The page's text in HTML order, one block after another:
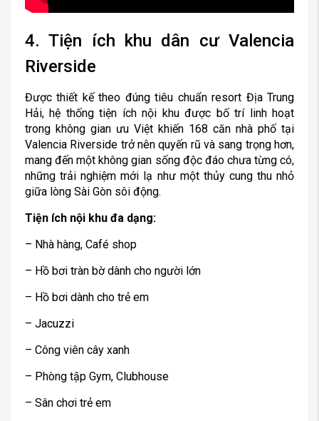
4. Tiện ích khu dân cư Valencia
Riverside
Được thiết kế theo đúng tiêu chuẩn resort Địa Trung
Hải, hệ thống tiện ích nội khu được bố trí linh hoạt
trong không gian ưu Việt khiến 168 căn nhà phố tại
Valencia Riverside trở nên quyến rũ và sang trọng hơn,
mang đến một không gian sống độc đáo chưa từng có,
những trải nghiệm mới lạ như một thủy cung thu nhỏ
giữa lòng Sài Gòn sôi động.
Tiện ích nội khu đa dạng:
– Nhà hàng, Café shop
– Hồ bơi tràn bờ dành cho người lớn
– Hồ bơi dành cho trẻ em
– Jacuzzi
– Công viên cây xanh
– Phòng tập Gym, Clubhouse
– Sân chơi trẻ em